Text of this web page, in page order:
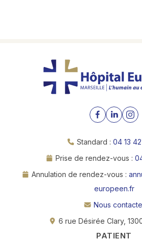
Standard : 04 13
Prise de rendez-vous :
Annulation de rendez-vous :
europeen.fr
Nous
6 rue Désirée Clary,
PATIENT